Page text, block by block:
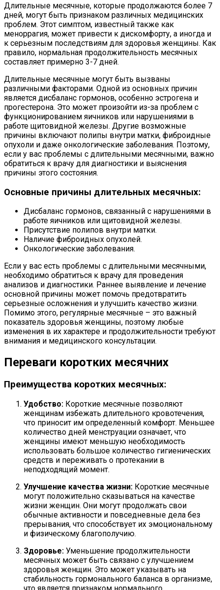
Длительные месячные, которые продолжаются более 7
дней, могут быть признаком различных медицинских
проблем. Этот симптом, известный также как
меноррагия, может привести к дискомфорту, а иногда и
к серьезным последствиям для здоровья женщины. Как
правило, нормальная продолжительность месячных
составляет примерно 3-7 дней.
Длительные месячные могут быть вызваны
различными факторами. Одной из основных причин
является дисбаланс гормонов, особенно эстрогена и
прогестерона. Это может произойти из-за проблем с
функционированием яичников или нарушениями в
работе щитовидной железы. Другие возможные
причины включают полипы внутри матки, фиброидные
опухоли и даже онкологические заболевания. Поэтому,
если у вас проблемы с длительными месячными, важно
обратиться к врачу для диагностики и выяснения
причины этого состояния.
Основные причины длительных месячных:
Дисбаланс гормонов, связанный с нарушениями в
работе яичников или щитовидной железы.
Присутствие полипов внутри матки.
Наличие фиброидных опухолей.
Онкологические заболевания.
Если у вас есть проблемы с длительными месячными,
необходимо обратиться к врачу для проведения
анализов и диагностики. Раннее выявление и лечение
основной причины может помочь предотвратить
серьезные осложнения и улучшить качество жизни.
Помимо этого, регулярные месячные – это важный
показатель здоровья женщины, поэтому любые
изменения в их характере и продолжительности требуют
внимания и медицинского консультации.
Переваги коротких месячних
Преимущества коротких месячных:
Удобство: Короткие месячные позволяют
женщинам избежать длительного кровотечения,
что приносит им определенный комфорт. Меньшее
количество дней менструации означает, что
женщины имеют меньшую необходимость
использовать большое количество гигиенических
средств и переживать о протекании в
неподходящий момент.
Улучшение качества жизни: Короткие месячные
могут положительно сказываться на качестве
жизни женщин. Они могут продолжать свои
обычные активности и повседневные дела без
прерывания, что способствует их эмоциональному
и физическому благополучию.
Здоровье: Уменьшение продолжительности
месячных может быть связано с улучшением
здоровья женщин. Это может указывать на
стабильность гормонального баланса в организме,